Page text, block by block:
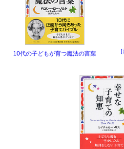
10代の子どもが育つ魔法の言葉